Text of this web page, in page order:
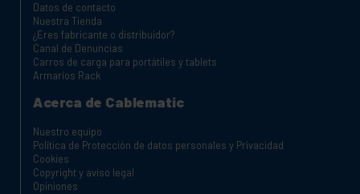
Datos de contacto
Nuestra Tienda
¿Eres fabricante o distribuidor?
Canal de Denuncias
Carros de carga para portátiles y tablets
Armarios Rack
Acerca de Cablematic
Nuestro equipo
Política de Protección de datos personales y Privacidad
Cookies
Copyright y aviso legal
Opiniones